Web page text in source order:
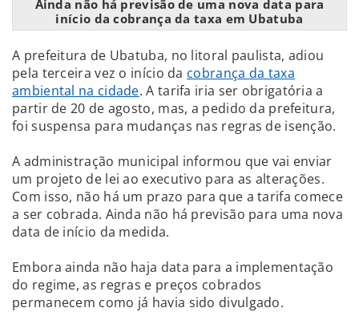
Ainda não há previsão de uma nova data para
início da cobrança da taxa em Ubatuba
A prefeitura de Ubatuba, no litoral paulista, adiou
pela terceira vez o início da cobrança da taxa
ambiental na cidade. A tarifa iria ser obrigatória a
partir de 20 de agosto, mas, a pedido da prefeitura,
foi suspensa para mudanças nas regras de isenção.
A administração municipal informou que vai enviar
um projeto de lei ao executivo para as alterações.
Com isso, não há um prazo para que a tarifa comece
a ser cobrada. Ainda não há previsão para uma nova
data de início da medida.
Embora ainda não haja data para a implementação
do regime, as regras e preços cobrados
permanecem como já havia sido divulgado.